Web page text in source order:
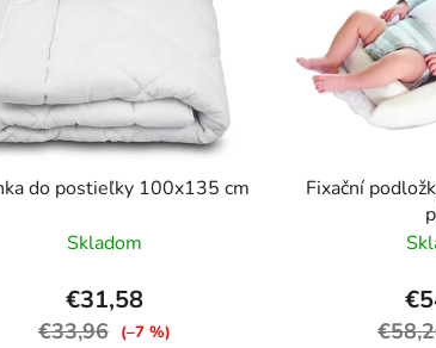
do postieľky 100x135 cm
Skladom
€31,58
€33,96 (–7 %)
Fixační